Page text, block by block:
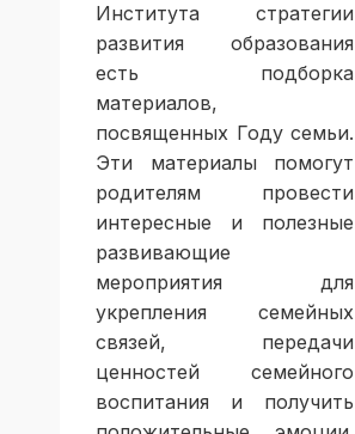
Института стратегии
развития образования
есть подборка
материалов,
посвященных Году семьи.
Эти материалы помогут
родителям провести
интересные и полезные
развивающие
мероприятия для
укрепления семейных
связей, передачи
ценностей семейного
воспитания и получить